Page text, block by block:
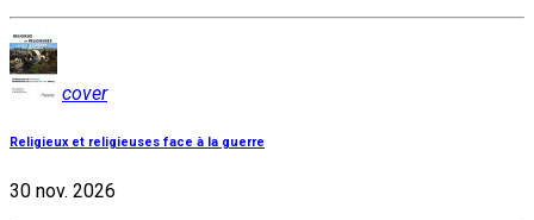
cover
Religieux et religieuses face à la guerre
30 nov. 2026